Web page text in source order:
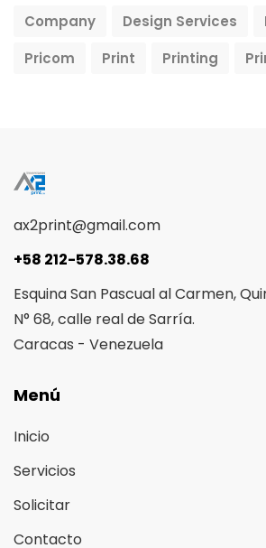
Company Design Services
Pricom
Print Printing
ax2print@gmail.com
+58 212-578.38.68
Esquina San Pascual al Carmen,
N° 68, calle real de Sarría.
Caracas - Venezuela
Menú
Inicio
Servicios
Solicitar
Contacto